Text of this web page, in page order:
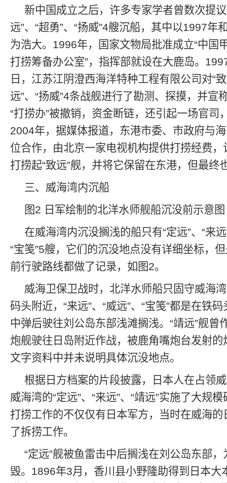
新中国成立之后，许多专家学者曾数次提议
远”、“超勇”、“扬威”4艘沉船，其中以1997年
为浩大。1996年，国家文物局批准成立“中国
打捞筹备办公室”，指挥部就设在大鹿岛。
日，江苏江阴澄西海洋特种工程有限公司对“致
远”、“扬威”4条战舰进行了勘测、探摸，并宣
“打捞办”被撤销，资金断链，还引起一场官司
2004年，据媒体报道，东港市委、市政府与
位合作，由北京一家电视机构提供打捞经费
打捞起“致远”舰，并将它保留在东港，但最终
三、威海湾内沉船
图2 日军绘制的北洋水师舰船沉没前示意
在威海湾内沉没搁浅的船只有“定远”、“来远
“宝笺”5艘，它们的沉没地点没有详细坐标，
前行驶路线都做了记录，如图2。
威海卫保卫战时，北洋水师船只固守威海
码头附近，“来远”、“威远”、“宝笺”都是在铁
中弹后驶往刘公岛东部浅滩搁浅。“靖远”舰曾
炮舰驶往日岛附近作战，被鹿角嘴炮台发射
文字资料中并未说明具体沉没地点。
根据日方档案的片段披露，日本人在占领
威海湾的“定远”、“来远”、“靖远”实施了大规
打捞工作的不仅仅有日本军方，当时在威海
了拆捞工作。
“定远”舰被鱼雷击中后搁浅在刘公岛东部
毁。1896年3月，香川县小野隆助得到日本大